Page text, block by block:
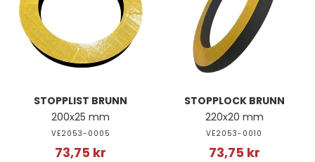
STOPPLIST BRUNN
200x25 mm
VE2053-0005
73,75 kr
STOPPLOCK BRUNN
220x20 mm
VE2053-0010
73,75 kr